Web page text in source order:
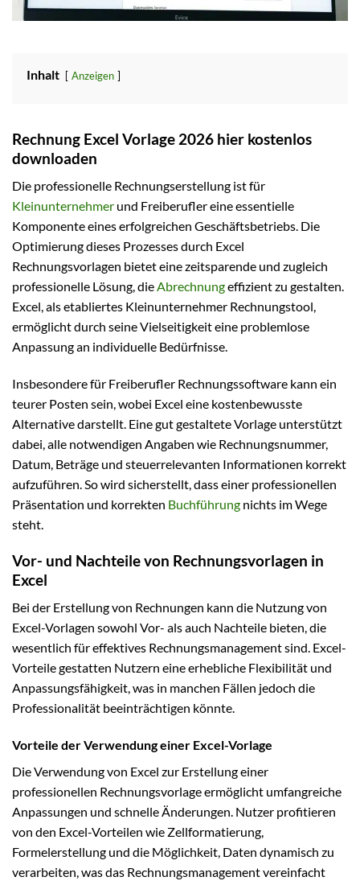
Inhalt Anzeigen
Rechnung Excel Vorlage 2026 hier kostenlos
downloaden
Die professionelle Rechnungserstellung ist für
Kleinunternehmer und Freiberufler eine essentielle
Komponente eines erfolgreichen Geschäftsbetriebs. Die
Optimierung dieses Prozesses durch Excel
Rechnungsvorlagen bietet eine zeitsparende und zugleich
professionelle Lösung, dieAbrechnungeffizient zu gestalten.
Excel, als etabliertes Kleinunternehmer Rechnungstool,
ermöglicht durch seine Vielseitigkeit eine problemlose
Anpassung an individuelle Bedürfnisse.
Insbesondere für Freiberufler Rechnungssoftware kann ein
teurer Posten sein, wobei Excel eine kostenbewusste
Alternative darstellt. Eine gut gestaltete Vorlage unterstützt
dabei, alle notwendigen Angaben wie Rechnungsnummer,
Datum, Beträge und steuerrelevanten Informationen korrekt
aufzuführen. So wird sicherstellt, dass einer professionellen
Präsentation und korrekten Buchführung nichts im Wege
steht.
Vor- und Nachteile von Rechnungsvorlagen in
Excel
Bei der Erstellung von Rechnungen kann die Nutzung von
Excel-Vorlagen sowohl Vor- als auch Nachteile bieten, die
wesentlich für effektives Rechnungsmanagement sind. Excel-
Vorteile gestatten Nutzern eine erhebliche Flexibilität und
Anpassungsfähigkeit, was in manchen Fällen jedoch die
Professionalität beeinträchtigen könnte.
Vorteile der Verwendung einer Excel-Vorlage
Die Verwendung von Excel zur Erstellung einer
professionellen Rechnungsvorlage ermöglicht umfangreiche
Anpassungen und schnelle Änderungen. Nutzer profitieren
von den Excel-Vorteilen wie Zellformatierung,
Formelerstellung und die Möglichkeit, Daten dynamisch zu
verarbeiten, was das Rechnungsmanagement vereinfacht